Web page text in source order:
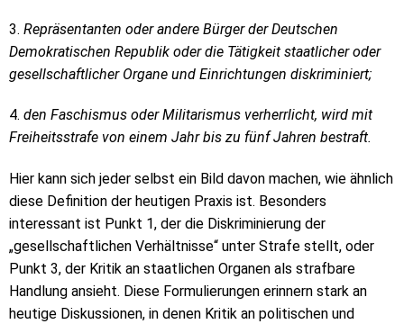
3. Repräsentanten oder andere Bürger der Deutschen
Demokratischen Republik oder die Tätigkeit staatlicher oder
gesellschaftlicher Organe und Einrichtungen diskriminiert;
4. den Faschismus oder Militarismus verherrlicht, wird mit
Freiheitsstrafe von einem Jahr bis zu fünf Jahren bestraft.
Hier kann sich jeder selbst ein Bild davon machen, wie ähnlich
diese Definition der heutigen Praxis ist. Besonders
interessant ist Punkt 1, der die Diskriminierung der
„gesellschaftlichen Verhältnisse“ unter Strafe stellt, oder
Punkt 3, der Kritik an staatlichen Organen als strafbare
Handlung ansieht. Diese Formulierungen erinnern stark an
heutige Diskussionen, in denen Kritik an politischen und